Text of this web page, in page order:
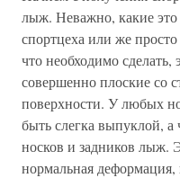
лыж. Неважно, какие
спортцеха или же
что необходимо
совершенно плоские со
поверхности. У любых
быть слегка выпуклой,
носков и задников лыж.
нормальная